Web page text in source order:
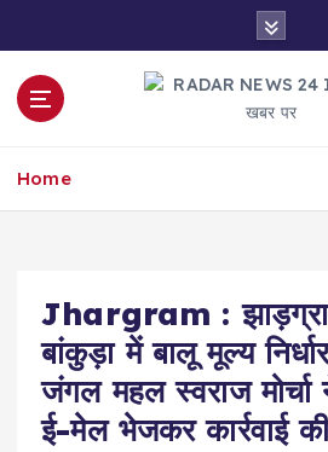
o
Home
Jhargram :
बांकुड़ा में बालू मूल्य
जंगल महल स्वराज
ई-मेल भेजकर कार्रवाई